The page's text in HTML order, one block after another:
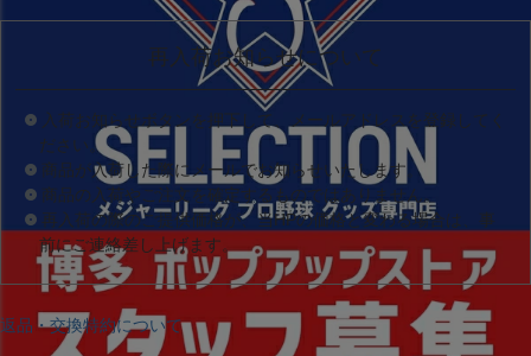
再入荷お知らせについて
入荷お知らせボタンを押下して、メールアドレスを登録してく
ださい。
商品が入荷した際にメールでお知らせいたします。
商品の入荷やご注文を確定するものではありません。
再入荷の際のご提供価格が、当HPの価格と変わる場合は、事
前にご連絡差し上げます。
返品・交換特約について